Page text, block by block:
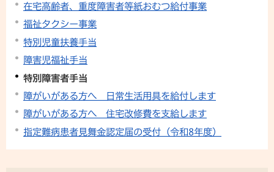
在宅高齢者、重度障害者等紙おむつ給付事業
福祉タクシー事業
特別児童扶養手当
障害児福祉手当
特別障害者手当
障がいがある方へ 日常生活用具を給付します
障がいがある方へ 住宅改修費を支給します
指定難病患者見舞金認定届の受付（令和8年度）